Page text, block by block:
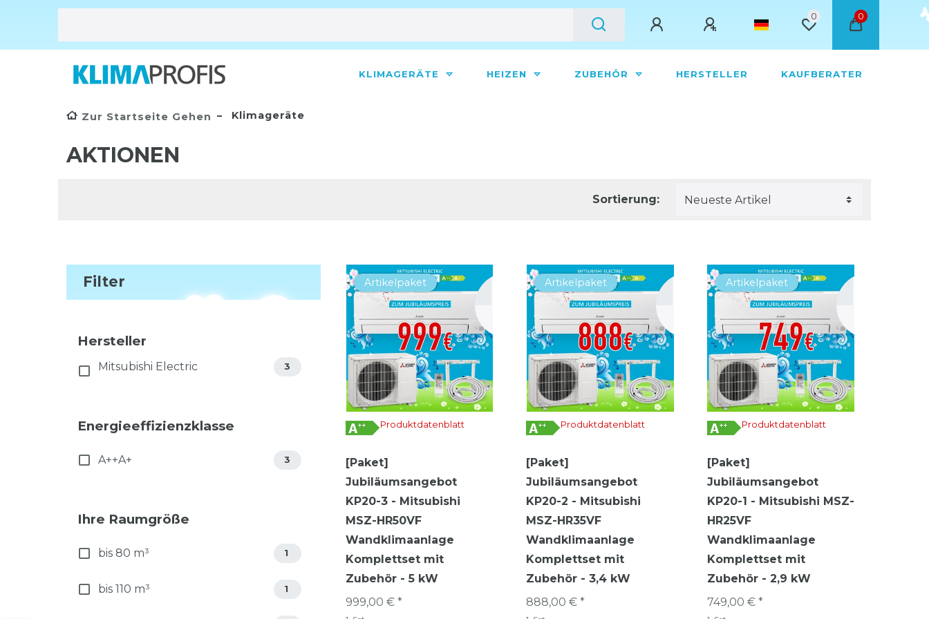
0 0
KLIMAGERÄTE HEIZEN ZUBEHÖR HERSTELLER KAUFBERATER
Zur Startseite Gehen Klimageräte
AKTIONEN
Sortierung:
Filter
Hersteller
Mitsubishi Electric 3
Energieeffizienzklasse
A++A+ 3
Ihre Raumgröße
bis 80 m³ 1
bis 110 m³ 1
Produktdatenblatt
Artikelpaket
[Paket]
Jubiläumsangebot
KP20-3 - Mitsubishi
MSZ-HR50VF
Wandklimaanlage
Komplettset mit
Zubehör - 5 kW
999,00 € *
Produktdatenblatt
Artikelpaket
[Paket]
Jubiläumsangebot
KP20-2 - Mitsubishi
MSZ-HR35VF
Wandklimaanlage
Komplettset mit
Zubehör - 3,4 kW
888,00 € *
Produktdatenblatt
Artikelpaket
[Paket]
Jubiläumsangebot
KP20-1 - Mitsubishi MSZ-
HR25VF
Wandklimaanlage
Komplettset mit
Zubehör - 2,9 kW
749,00 € *